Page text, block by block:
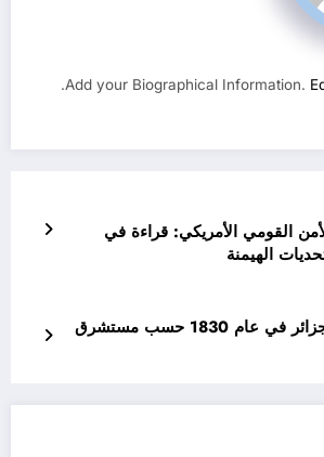
Add your Biographical Information.
القومي الأمريكي: قراءة في
الهيمنة
سبب احتلال الجزائر في عام 1830 حسب مستشرق